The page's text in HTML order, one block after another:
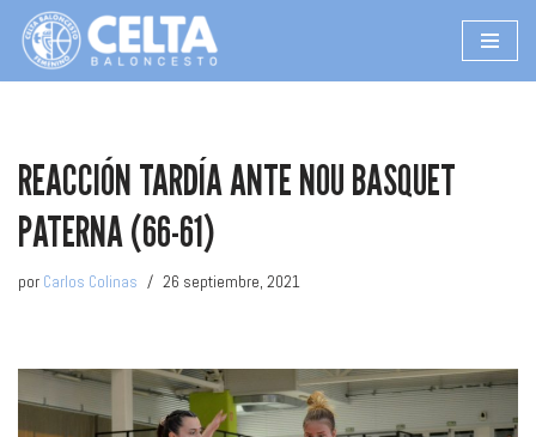
Saltar
REACCIÓN TARDÍA ANTE NOU BASQUET
PATERNA (66-61)
por Carlos Colinas 26 septiembre, 2021